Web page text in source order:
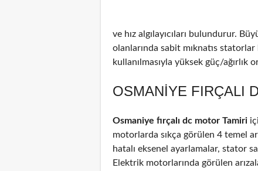
ve hız algılayıcıları bulundurur.
olanlarında sabit mıknatıs
kullanılmasıyla yüksek güç/ağırlık
OSMANIYE FIRÇALI
Osmaniye fırçalı dc motor Tamiri
motorlarda sıkça görülen 4 temel
hatalı eksenel ayarlamalar, stator
Elektrik motorlarında görülen